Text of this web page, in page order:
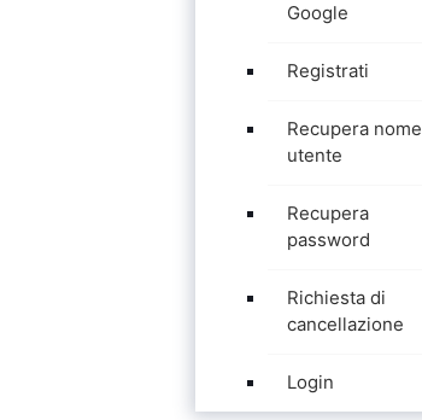
Google
Registrati
Recupera nome
utente
Recupera
password
Richiesta di
cancellazione
Login